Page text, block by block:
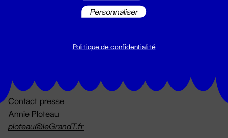
billetterie@leGrandT.fr
Du lundi au vendredi 14h → 18h
Contact presse
Annie Ploteau
ploteau@leGrandT.fr
Personnaliser
Politique de confidentialité